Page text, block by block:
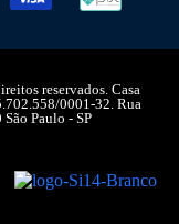
reservados. Casa
0001-32. Rua
Paulo - SP